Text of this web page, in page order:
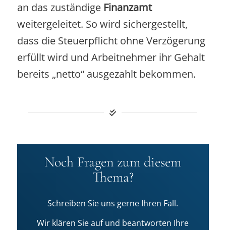
an das zuständige Finanzamt
weitergeleitet. So wird sichergestellt,
dass die Steuerpflicht ohne Verzögerung
erfüllt wird und Arbeitnehmer ihr Gehalt
bereits „netto“ ausgezahlt bekommen.
Noch Fragen zum diesem
Thema?
Schreiben Sie uns gerne Ihren Fall.
Wir klären Sie auf und beantworten Ihre